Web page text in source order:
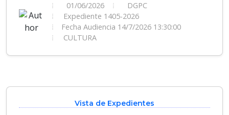
01/06/2026
DGPC
Expediente 1405-2026
Fecha Audiencia 14/7/2026 13:30:00
CULTURA
Vista de Expedientes